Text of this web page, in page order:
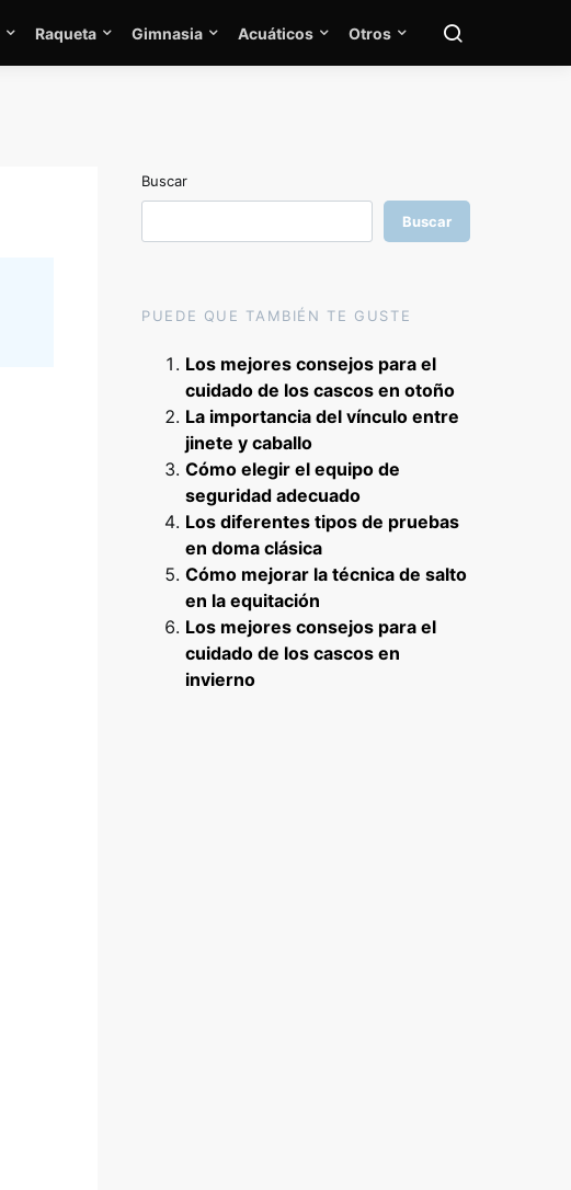
Raqueta Gimnasia Acuáticos Otros
Buscar
Buscar
PUEDE QUE TAMBIÉN TE GUSTE
Los mejores consejos para el
cuidado de los cascos en otoño
La importancia del vínculo entre
jinete y caballo
Cómo elegir el equipo de
seguridad adecuado
Los diferentes tipos de pruebas
en doma clásica
Cómo mejorar la técnica de salto
en la equitación
Los mejores consejos para el
cuidado de los cascos en
invierno